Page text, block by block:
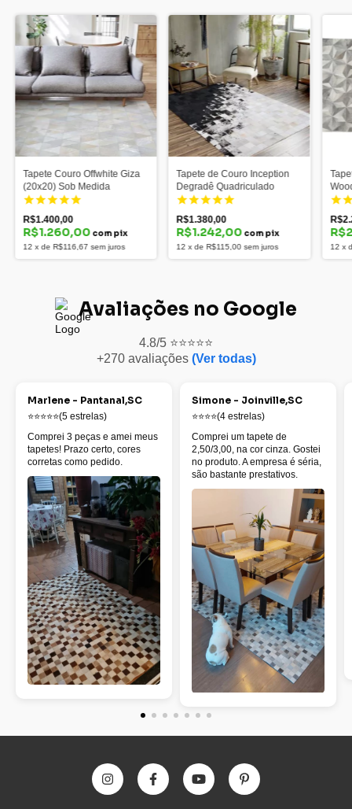
Tapete Couro Offwhite Giza
(20x20) Sob Medida
R$1.400,00
R$1.260,00com pix
12 xde R$116,67 sem juros
Tapete de Couro Inception
Degradê Quadriculado
R$1.380,00
R$1.242,00 com pix
12 xde R$115,00 sem juros 12 x
Avaliações no Google
4.8/5 ⭐⭐⭐⭐⭐
+270 avaliações (Ver todas)
Marlene - Pantanal,SC
⭐⭐⭐⭐⭐(5 estrelas)
Comprei 3 peças e amei meus
tapetes! Prazo certo, cores
corretas como pedido.
Simone - Joinville,SC
⭐⭐⭐⭐(4 estrelas)
Comprei um tapete de
2,50/3,00, na cor cinza. Gostei
no produto. A empresa é séria,
são bastante prestativos.